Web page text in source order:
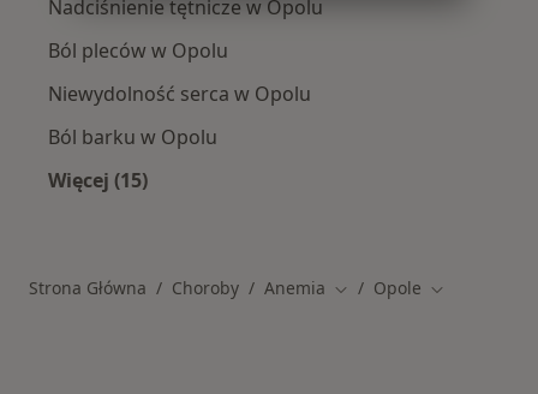
Nadciśnienie tętnicze w Opolu
Ból pleców w Opolu
Niewydolność serca w Opolu
Ból barku w Opolu
Więcej (15)
Strona Główna Choroby Anemia Zmień miasto
Opole Zmień miasto